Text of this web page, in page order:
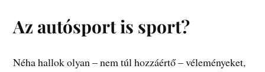
Az autósport is sport?
Néha hallok olyan – nem túl hozzáértő – véleményeket,